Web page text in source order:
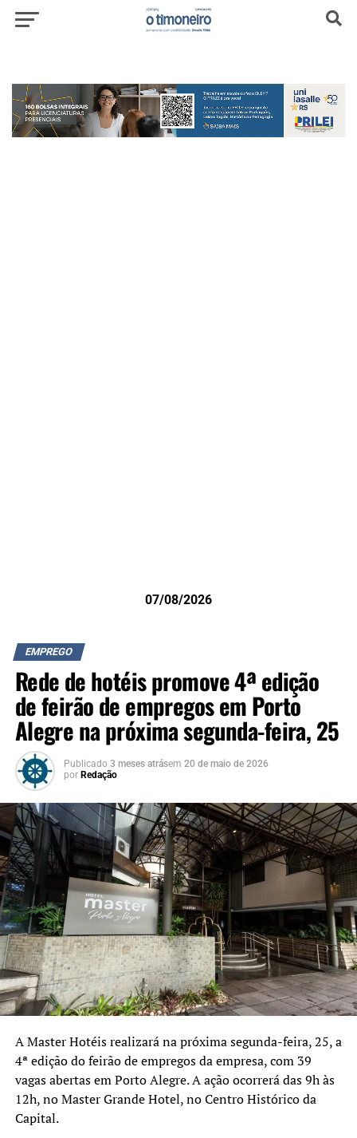
07/08/2026
EMPREGO
Rede de hotéis promove 4ª edição
de feirão de empregos em Porto
Alegre na próxima segunda-feira, 25
Publicado 3 meses atrásem 20 de maio de 2026
por Redação
AMaster Hotéisrealizará na próxima segunda-feira, 25, a
4ª edição do feirão de empregos da empresa, com 39
vagas abertas em Porto Alegre. A ação ocorrerá das 9h às
12h, no Master Grande Hotel, no Centro Histórico da
Capital.